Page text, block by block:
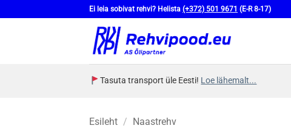
to
Ei leia sobivat rehvi? Helista (+372) 501 9671 (E-R 8-17)
Tasuta transport üle Eesti! Loe lähemalt...
Esileht /
Naastrehv